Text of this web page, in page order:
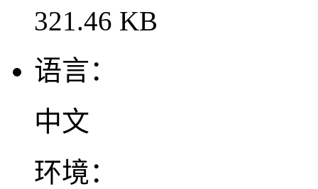
321.46 KB
语言：
中文
环境：